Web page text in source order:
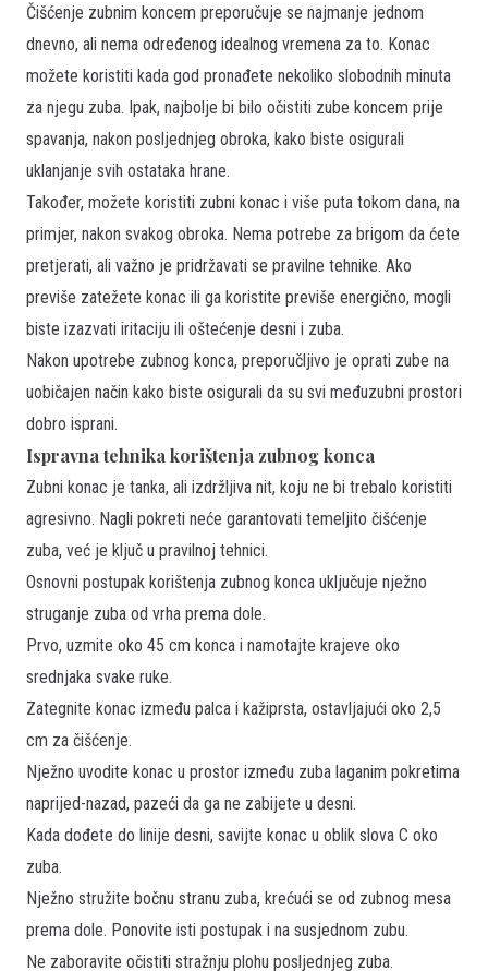
Čišćenje zubnim koncem preporučuje se najmanje jednom
dnevno, ali nema određenog idealnog vremena za to. Konac
možete koristiti kada god pronađete nekoliko slobodnih minuta
za njegu zuba. Ipak, najbolje bi bilo očistiti zube koncem prije
spavanja, nakon posljednjeg obroka, kako biste osigurali
uklanjanje svih ostataka hrane.
Također, možete koristiti zubni konac i više puta tokom dana, na
primjer, nakon svakog obroka. Nema potrebe za brigom da ćete
pretjerati, ali važno je pridržavati se pravilne tehnike. Ako
previše zatežete konac ili ga koristite previše energično, mogli
biste izazvati iritaciju ili oštećenje desni i zuba.
Nakon upotrebe zubnog konca, preporučljivo je oprati zube na
uobičajen način kako biste osigurali da su svi međuzubni prostori
dobro isprani.
Ispravna tehnika korištenja zubnog konca
Zubni konac je tanka, ali izdržljiva nit, koju ne bi trebalo koristiti
agresivno. Nagli pokreti neće garantovati temeljito čišćenje
zuba, već je ključ u pravilnoj tehnici.
Osnovni postupak korištenja zubnog konca uključuje nježno
struganje zuba od vrha prema dole.
Prvo, uzmite oko 45 cm konca i namotajte krajeve oko
srednjaka svake ruke.
Zategnite konac između palca i kažiprsta, ostavljajući oko 2,5
cm za čišćenje.
Nježno uvodite konac u prostor između zuba laganim pokretima
naprijed-nazad, pazeći da ga ne zabijete u desni.
Kada dođete do linije desni, savijte konac u oblik slova C oko
zuba.
Nježno stružite bočnu stranu zuba, krećući se od zubnog mesa
prema dole. Ponovite isti postupak i na susjednom zubu.
Ne zaboravite očistiti stražnju plohu posljednjeg zuba.